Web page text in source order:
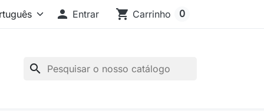
 Entrar shopping_cart Carrinho 0
search